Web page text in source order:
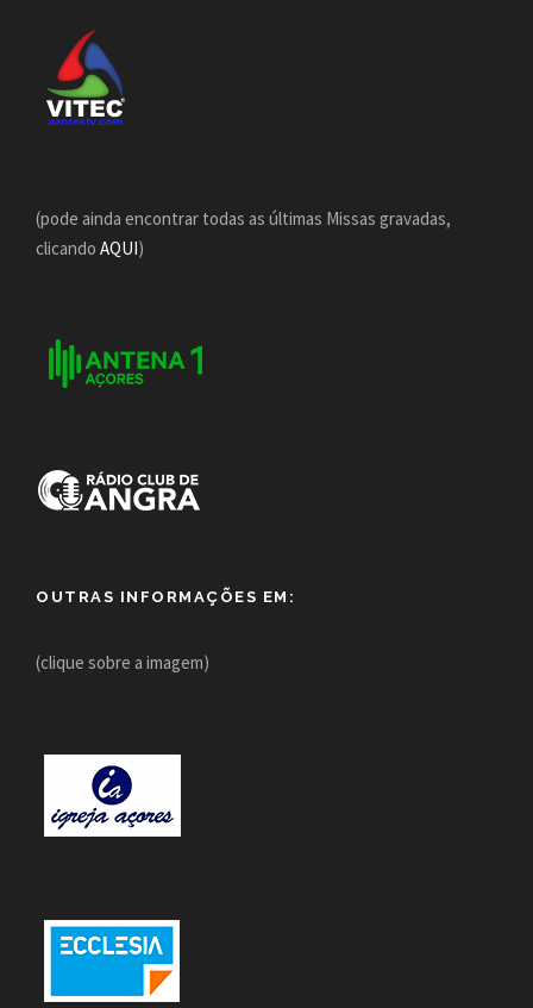
(pode ainda encontrar todas as últimas Missas gravadas,
clicando AQUI)
OUTRAS INFORMAÇÕES EM:
(clique sobre a imagem)